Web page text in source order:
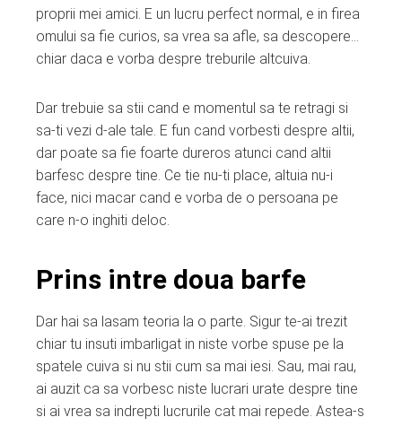
proprii mei amici. E un lucru perfect normal, e in firea
omului sa fie curios, sa vrea sa afle, sa descopere…
chiar daca e vorba despre treburile altcuiva.
Dar trebuie sa stii cand e momentul sa te retragi si
sa-ti vezi d-ale tale. E fun cand vorbesti despre altii,
dar poate sa fie foarte dureros atunci cand altii
barfesc despre tine. Ce tie nu-ti place, altuia nu-i
face, nici macar cand e vorba de o persoana pe
care n-o inghiti deloc.
Prins intre doua barfe
Dar hai sa lasam teoria la o parte. Sigur te-ai trezit
chiar tu insuti imbarligat in niste vorbe spuse pe la
spatele cuiva si nu stii cum sa mai iesi. Sau, mai rau,
ai auzit ca sa vorbesc niste lucrari urate despre tine
si ai vrea sa indrepti lucrurile cat mai repede. Astea-s